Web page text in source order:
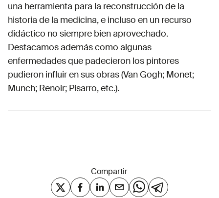
una herramienta para la reconstrucción de la
historia de la medicina, e incluso en un recurso
didáctico no siempre bien aprovechado.
Destacamos además como algunas
enfermedades que padecieron los pintores
pudieron influir en sus obras (Van Gogh; Monet;
Munch; Renoir; Pisarro, etc.).
Compartir